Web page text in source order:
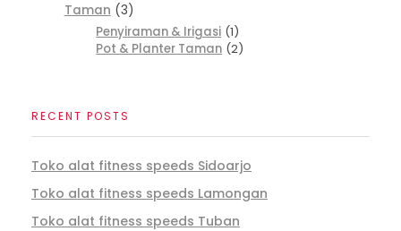
Taman
3
Penyiraman & Irigasi 1
Pot & Planter Taman 2
RECENT POSTS
Toko alat fitness speeds Sidoarjo
Toko alat fitness speeds Lamongan
Toko alat fitness speeds Tuban